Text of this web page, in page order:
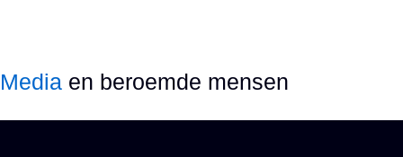
Media en beroemde mensen